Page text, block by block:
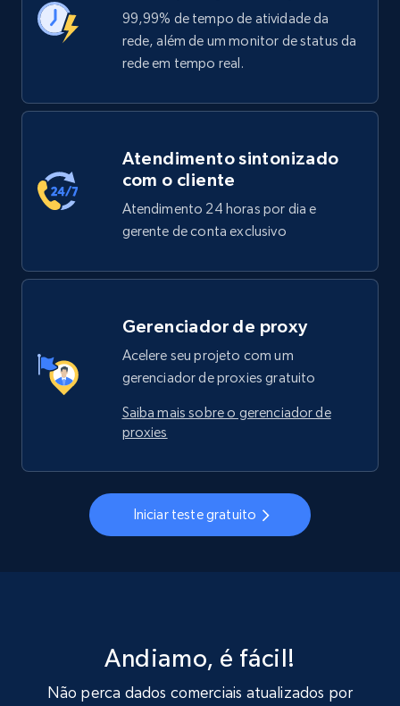
99,99% de tempo de atividade da
rede, além de um monitor de status da
rede em tempo real.
Atendimento sintonizado
com o cliente
Atendimento 24 horas por dia e
gerente de conta exclusivo
Gerenciador de proxy
Acelere seu projeto com um
gerenciador de proxies gratuito
Saiba mais sobre o gerenciador de
proxies
Iniciar teste gratuito
Andiamo, é fácil!
Não perca dados comerciais atualizados por